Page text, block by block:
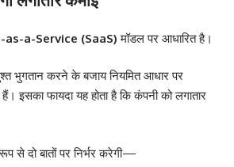
a-Service (SaaS) मॉडल पर आधारित है।
भुगतान करने के बजाय नियमित आधार पर
इसका फायदा यह होता है कि कंपनी को लगातार
से दो बातों पर निर्भर करेगी—